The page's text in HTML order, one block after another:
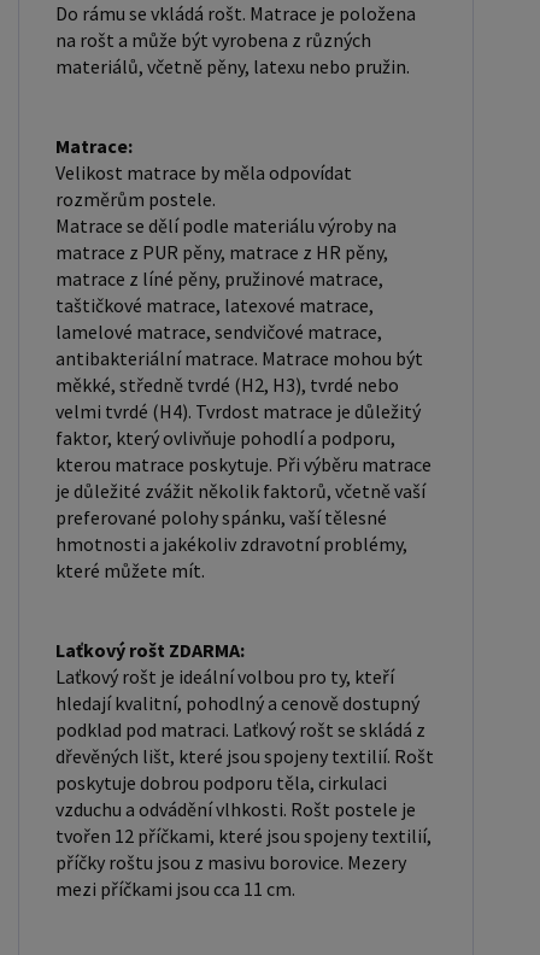
Do rámu se vkládá rošt. Matrace je položena
na rošt a může být vyrobena z různých
materiálů, včetně pěny, latexu nebo pružin.
Matrace:
Velikost matrace by měla odpovídat
rozměrům postele.
Matrace se dělí podle materiálu výroby na
matrace z PUR pěny, matrace z HR pěny,
matrace z líné pěny, pružinové matrace,
taštičkové matrace, latexové matrace,
lamelové matrace, sendvičové matrace,
antibakteriální matrace. Matrace mohou být
měkké, středně tvrdé (H2, H3), tvrdé nebo
velmi tvrdé (H4). Tvrdost matrace je důležitý
faktor, který ovlivňuje pohodlí a podporu,
kterou matrace poskytuje. Při výběru matrace
je důležité zvážit několik faktorů, včetně vaší
preferované polohy spánku, vaší tělesné
hmotnosti a jakékoliv zdravotní problémy,
které můžete mít.
Laťkový rošt ZDARMA:
Laťkový rošt je ideální volbou pro ty, kteří
hledají kvalitní, pohodlný a cenově dostupný
podklad pod matraci. Laťkový rošt se skládá z
dřevěných lišt, které jsou spojeny textilií. Rošt
poskytuje dobrou podporu těla, cirkulaci
vzduchu a odvádění vlhkosti. Rošt postele je
tvořen 12 příčkami, které jsou spojeny textilií,
příčky roštu jsou z masivu borovice. Mezery
mezi příčkami jsou cca 11 cm.